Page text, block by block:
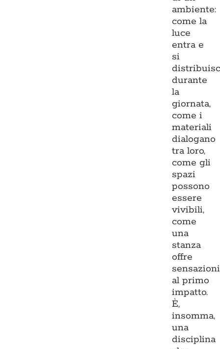
ambiente:
come la
luce
entra e
si
durante
la
giornata,
come i
materiali
dialogano
tra loro,
come gli
spazi
possono
essere
vivibili,
come
una
stanza
offre
sensazioni
al primo
impatto.
È,
insomma,
una
disciplina